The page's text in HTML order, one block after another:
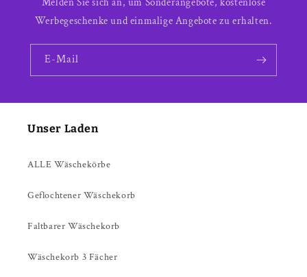
Werbegeschenke und einmalige Angebote zu erhalten.
E-Mail
Unser Laden
ALLE Wäschekörbe
Geflochtener Wäschekorb
Faltbarer Wäschekorb
Wäschekorb 3 Fächer